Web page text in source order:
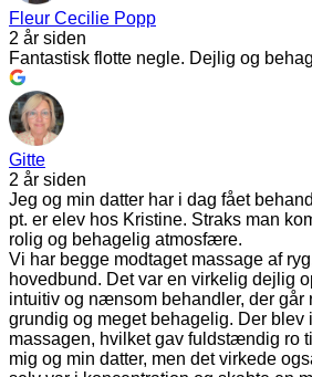
Fleur Cecilie Popp
2 år siden
Fantastisk flotte negle. Dejlig og
Gitte
2 år siden
Jeg og min datter har i dag fået
pt. er elev hos Kristine. Straks man
rolig og behagelig atmosfære.
Vi har begge modtaget massage af
hovedbund. Det var en virkelig dejlig
intuitiv og nænsom behandler, der går
grundig og meget behagelig. Der blev
massagen, hvilket gav fuldstændig ro
mig og min datter, men det virkede